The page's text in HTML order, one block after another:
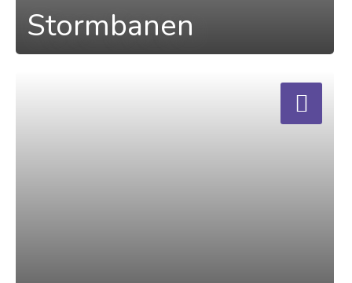
Stormbanen